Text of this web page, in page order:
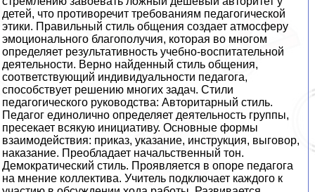
детей, что противоречит требованиям педагогической
этики. Правильный стиль общения создает атмосферу
эмоционального благополучия, которая во многом
определяет результативность учебно-воспитательной
деятельности. Верно найденный стиль общения,
соответствующий индивидуальности педагога,
способствует решению многих задач. Стили
педагогического руководства: Авторитарный стиль.
Педагог единолично определяет деятельность группы,
пресекает всякую инициативу. Основные формы
взаимодействия: приказ, указание, инструкция, выговор,
наказание. Преобладает начальственный тон.
Демократический стиль. Проявляется в опоре педагога
на мнение коллектива. Учитель подключает каждого к